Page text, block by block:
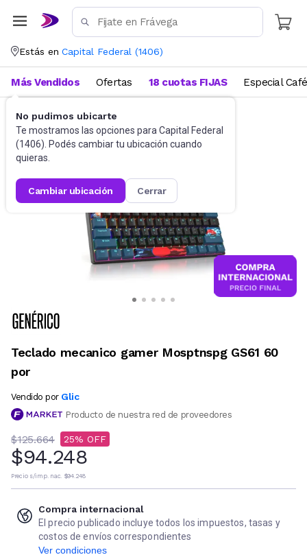
Estás en Capital Federal (1406)
No pudimos ubicarte
Te mostramos las opciones para Capital Federal
(1406). Podés cambiar tu ubicación cuando
quieras.
cambiar ubicación cerrar
Más Vendidos Ofertas 18 cuotas FIJAS Especial Café
Gaming PC Teclados
Teclado mecanico gamer Mosptnspg GS61 60
por
Vendido por Glic
Producto de nuestra red de proveedores
$125.664 25
$94.248
Precio s/imp. nac. $94.248
Compra internacional
El precio publicado incluye todos los impuestos, tasas y
costos de envíos correspondientes
Ver condiciones